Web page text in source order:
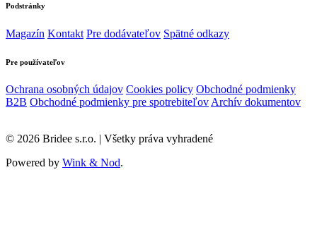
Podstránky
Magazín Kontakt Pre dodávateľov Spätné odkazy
Pre používateľov
Ochrana osobných údajov Cookies policy Obchodné podmienky
B2B Obchodné podmienky pre spotrebiteľovArchív dokumentov
© 2026 Bridee s.r.o. | Všetky práva vyhradené
Powered by Wink & Nod.